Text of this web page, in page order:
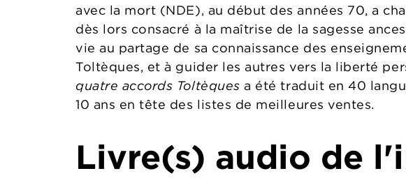
avec la mort (NDE), au début des années 70, a
dès lors consacré à la maîtrise de la sagesse
vie au partage de sa connaissance des
Toltèques, et à guider les autres vers la liberté
quatre accords Toltèques a été traduit en 40
10 ans en tête des listes de meilleures ventes.
Livre(s) audio de